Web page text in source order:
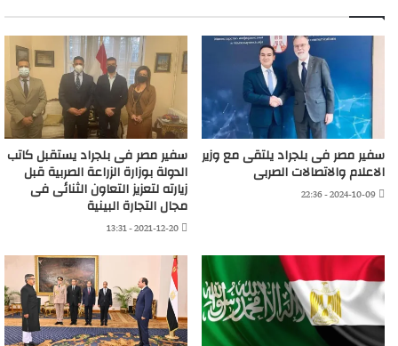
سفير مصر فى بلجراد يلتقى مع وزير
الاعلام والاتصالات الصربى
2024-10-09 - 22:36
سفير مصر فى بلجراد يستقبل كاتب
الدولة بوزارة الزراعة الصربية قبل
زيارته لتعزيز التعاون الثنائى فى
مجال التجارة البينية
2021-12-20 - 13:31